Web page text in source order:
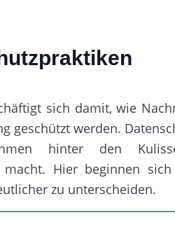
sich damit, wie
geschützt werden.
hinter den
macht. Hier beginnen
zu unterscheiden.